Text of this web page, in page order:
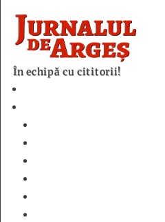
În echipă cu cititorii!